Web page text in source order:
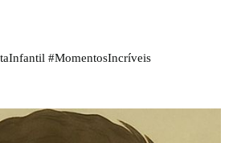
#MomentosIncríveis